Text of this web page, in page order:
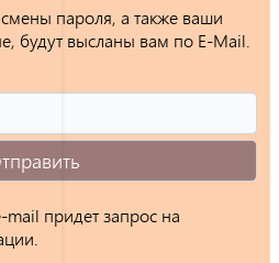
пароля, а также ваши
будут высланы вам по E-Mail.
придет запрос на